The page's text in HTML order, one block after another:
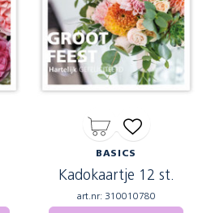
BASICS
Kadokaartje 12 st.
art.nr: 310010780